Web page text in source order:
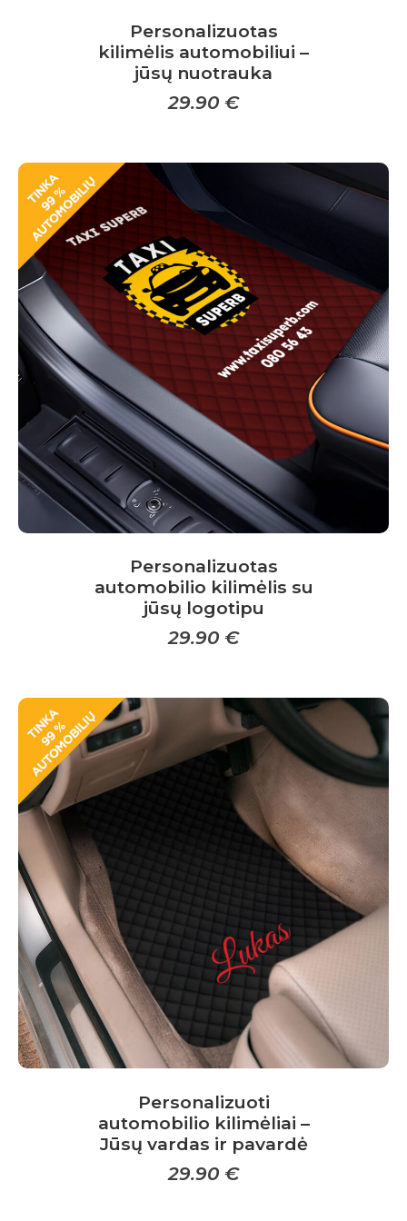
Personalizuotas
kilimėlis automobiliui –
jūsų nuotrauka
29.90 €
product
has
multiple
variants.
The
options
may
be
chosen
on
the
product
page
Personalizuotas
automobilio kilimėlis su
jūsų logotipu
29.90 €
product
has
multiple
variants.
options
product
page
Personalizuoti
automobilio kilimėliai –
Jūsų vardas ir pavardė
29.90 €